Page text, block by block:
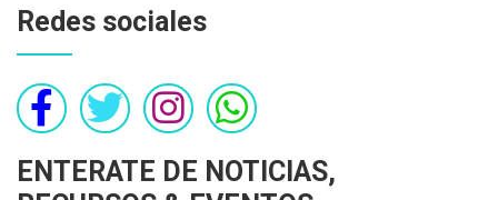
Redes sociales
ENTERATE DE NOTICIAS,